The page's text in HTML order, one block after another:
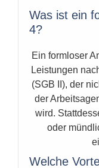
Was ist ein
4?
Ein formloser
Leistungen
(SGB II), der
der
wird.
oder
Welche